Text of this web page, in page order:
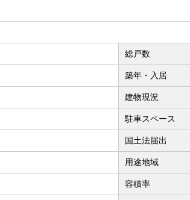
総戸数
築年・入居
建物現況
駐車スペース
国土法届出
用途地域
容積率